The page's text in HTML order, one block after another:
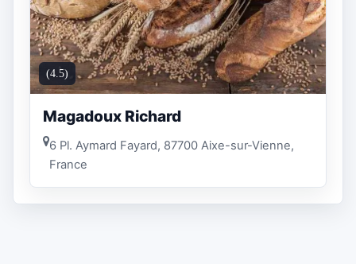
(4.5)
Magadoux Richard
6 Pl. Aymard Fayard, 87700 Aixe-sur-Vienne,
France